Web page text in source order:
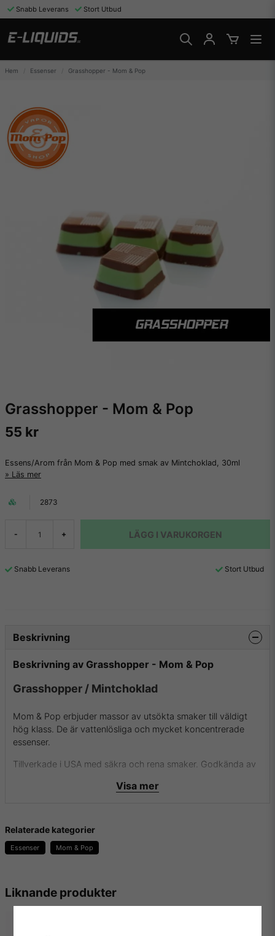
Snabb Leverans Stort Utbud
Hem Essenser Grasshopper - Mom & Pop
Grasshopper - Mom & Pop
55 kr
Essens/Arom från Mom & Pop med smak av Mintchoklad, 30ml
Läs mer
2873
- + LÄGG I VARUKORGEN
Snabb Leverans Stort Utbud
Liknande produkter
Beskrivning
Beskrivning av Grasshopper - Mom & Pop
Grasshopper / Mintchoklad
Mom & Pop erbjuder massor av utsökta smaker till väldigt
hög klass. De är vattenlösliga och mycket koncentrerade
essenser.
Tillverkade i USA med säkra och rena smaker. Godkända av
användas i både mat (bakverk, glass m.m.) och dryck
Innehållsförteckning på denna vattenlösliga arom:
Visa mer
Relaterade kategorier
Essenser Mom & Pop